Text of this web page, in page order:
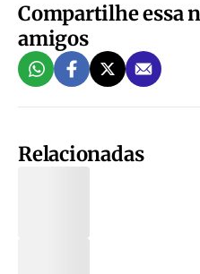
Compartilhe essa
amigos
Relacionadas